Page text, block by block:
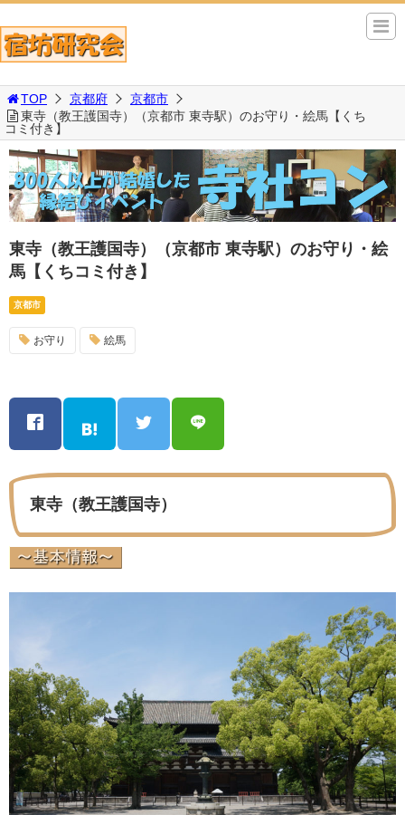
TOP 京都府
京都市
東寺（教王護国寺）（京都市 東寺駅）のお守り・絵馬【くち
コミ付き】
東寺（教王護国寺）（京都市 東寺駅）のお守り・絵
馬【くちコミ付き】
京都市
お守り 絵馬
東寺（教王護国寺）